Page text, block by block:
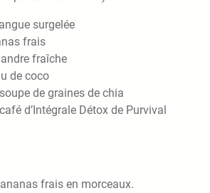
surgelée
frais
fraîche
de coco
de graines de chia
d’Intégrale Détox de Purvival
frais en morceaux.